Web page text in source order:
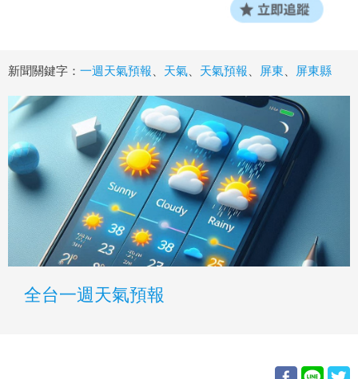
新聞關鍵字： 一週天氣預報 天氣 天氣預報 屏東 屏東縣
全台一週天氣預報